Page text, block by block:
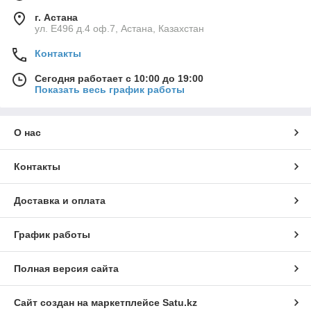
г. Астана
ул. Е496 д.4 оф.7, Астана, Казахстан
Контакты
Сегодня работает с 10:00 до 19:00
Показать весь график работы
О нас
Контакты
Доставка и оплата
График работы
Полная версия сайта
Сайт создан на маркетплейсе Satu.kz